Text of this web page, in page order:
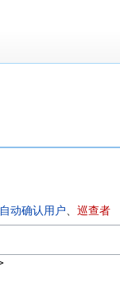
自动确认用户 巡查者